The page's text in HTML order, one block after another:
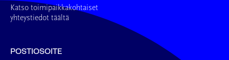
Katso toimipaikkakohtaiset
yhteystiedot täältä
POSTIOSOITE